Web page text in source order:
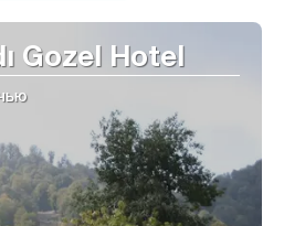
Gozel Hotel